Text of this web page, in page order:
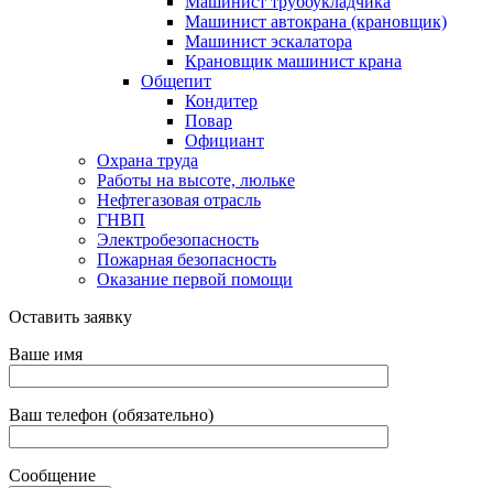
Машинист автокрана (крановщик)
Машинист эскалатора
Крановщик машинист крана
Общепит
Кондитер
Повар
Официант
Охрана труда
Работы на высоте, люльке
Нефтегазовая отрасль
ГНВП
Электробезопасность
Пожарная безопасность
Оказание первой помощи
Оставить заявку
Ваше имя
Ваш телефон (обязательно)
Сообщение